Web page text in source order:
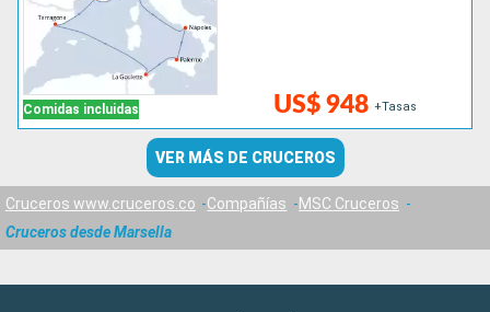
Comidas incluidas US$ 948 +Tasas
VER MÁS DE CRUCEROS
Cruceros www.cruceros.co Compañías
MSC Cruceros
Cruceros desde Marsella